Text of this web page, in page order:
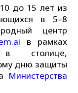
до 15 лет из
в 5–8
центр
в рамках
в столице,
дню защиты
Министерства